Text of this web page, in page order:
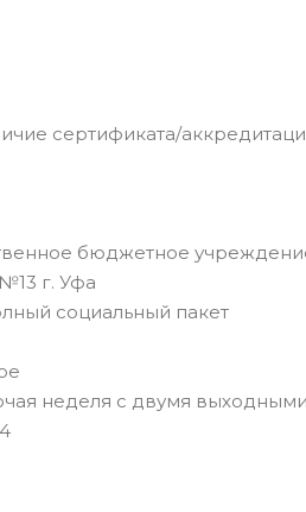
сертификата/
бюджетное
г. Уфа
социальный пакет
неделя с двумя